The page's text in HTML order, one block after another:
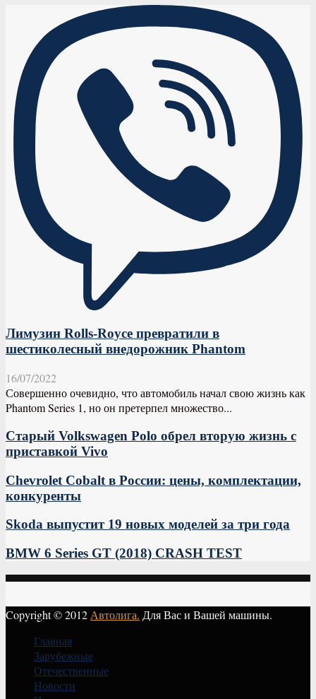
Лимузин Rolls-Royce превратили в
шестиколесный внедорожник Phantom
16/07/2022
Совершенно очевидно, что автомобиль начал свою жизнь как
Phantom Series 1, но он претерпел множество...
Старый Volkswagen Polo обрел вторую жизнь с
приставкой Vivo
Chevrolet Cobalt в России: цены, комплектации,
конкуренты
Skoda выпустит 19 новых моделей за три года
BMW 6 Series GT (2018) CRASH TEST
Copyright © 2012 Автолига. Для Вас и Вашей машины.
Главная
Зарубежные
Отечественные
Новости